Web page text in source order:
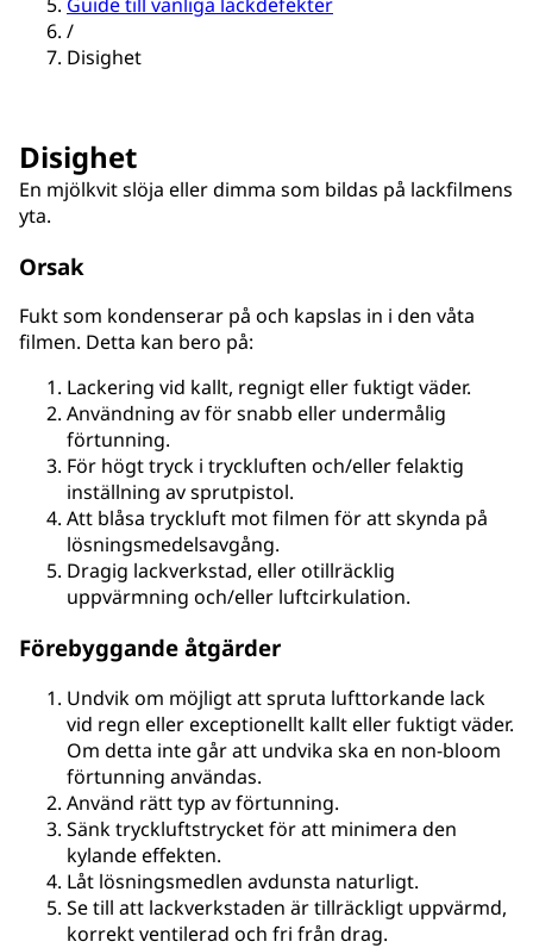
/
Disighet
Disighet
En mjölkvit slöja eller dimma som bildas på lackfilmens
yta.
Orsak
Fukt som kondenserar på och kapslas in i den våta
filmen. Detta kan bero på:
Lackering vid kallt, regnigt eller fuktigt väder.
Användning av för snabb eller undermålig
förtunning.
För högt tryck i tryckluften och/eller felaktig
inställning av sprutpistol.
Att blåsa tryckluft mot filmen för att skynda på
lösningsmedelsavgång.
Dragig lackverkstad, eller otillräcklig
uppvärmning och/eller luftcirkulation.
Förebyggande åtgärder
Undvik om möjligt att spruta lufttorkande lack
vid regn eller exceptionellt kallt eller fuktigt väder.
Om detta inte går att undvika ska en non-bloom
förtunning användas.
Använd rätt typ av förtunning.
Sänk tryckluftstrycket för att minimera den
kylande effekten.
Låt lösningsmedlen avdunsta naturligt.
Se till att lackverkstaden är tillräckligt uppvärmd,
korrekt ventilerad och fri från drag.